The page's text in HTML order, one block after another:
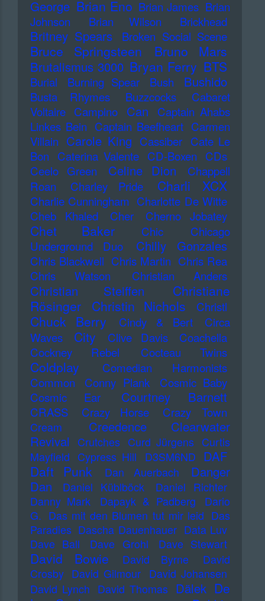
George Brian Eno Brian James Brian
Johnson
Brian Wilson Brickhead
Britney Spears Broken Social Scene
Bruce Springsteen Bruno Mars
Brutalismus 3000 Bryan Ferry BTS
Burial Burning Spear Bush Bushido
Busta Rhymes Buzzcocks
Cabaret
Voltaire Campino Can
Captain Ahabs
Linkes Bein Captain Beefheart Carmen
Villain Carole King Cassiber Cate Le
Bon
Caterina Valente CD-Boxen
CDs
Ceelo Green
Celine Dion
Chappell
Roan
Charley Pride Charli XCX
Charlie Cunningham Charlotte De Witte
Cheb Khaled
Cher Cherno Jobatey
Chet Baker Chic
Chicago
Underground Duo
Chilly Gonzales
Chris Blackwell Chris Martin Chris Rea
Chris Watson
Christian Anders
Christian Steiffen
Christiane
Rösinger
Christin Nichols Christl
Chuck Berry Cindy & Bert
Circa
Waves
City Clive Davis
Coachella
Cockney Rebel
Cocteau Twins
Coldplay
Comedian Harmonists
Common
Conny Plank
Cosmic Baby
Cosmic Ear
Courtney Barnett
CRASS Crazy Horse Crazy Town
Cream
Creedence Clearwater
Revival
Crutches Curd Jürgens Curtis
Mayfield Cypress Hill D3SM6ND DAF
Daft Punk Dan Auerbach
Danger
Dan
Daniel Küblböck
Daniel Richter
Danny Mark
Dapayk & Padberg
Dario
G. Das mit den Blumen tut mir leid Das
Paradies Dascha Dauenhauer Data Luv
Dave Ball
Dave Grohl Dave Stewart
David Bowie David Byrne
David
Crosby David Gilmour David Johansen
David Lynch David Thomas Dälek De